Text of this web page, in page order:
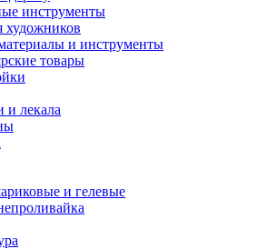
инструменты
художников
и инструменты
товары
и лекала
и гелевые